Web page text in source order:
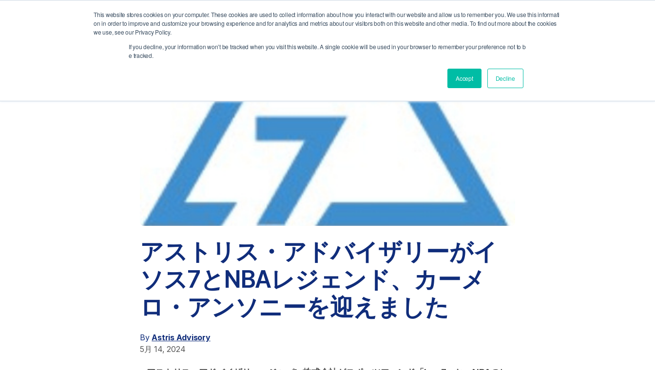
This website stores cookies on your computer. These cookies are used to collect information about how you interact with our website and allow us to remember you. We use this informati
on in order to improve and customize your browsing experience and for analytics and metrics about our visitors both on this website and other media. To find out more about the cookies
we use, see our Privacy Policy.
If you decline, your information won’t be tracked when you visit this website. A single cookie will be used in your browser to remember your preference not to b
e tracked.
Accept Decline
会社情報 当社の事業 コーポレートリサーチ お問い合わせ
アストリス・アドバイザリーがイ
ソス7とNBAレジェンド、カーメ
ロ・アンソニーを迎えました
ByAstris Advisory
5月 14, 2024